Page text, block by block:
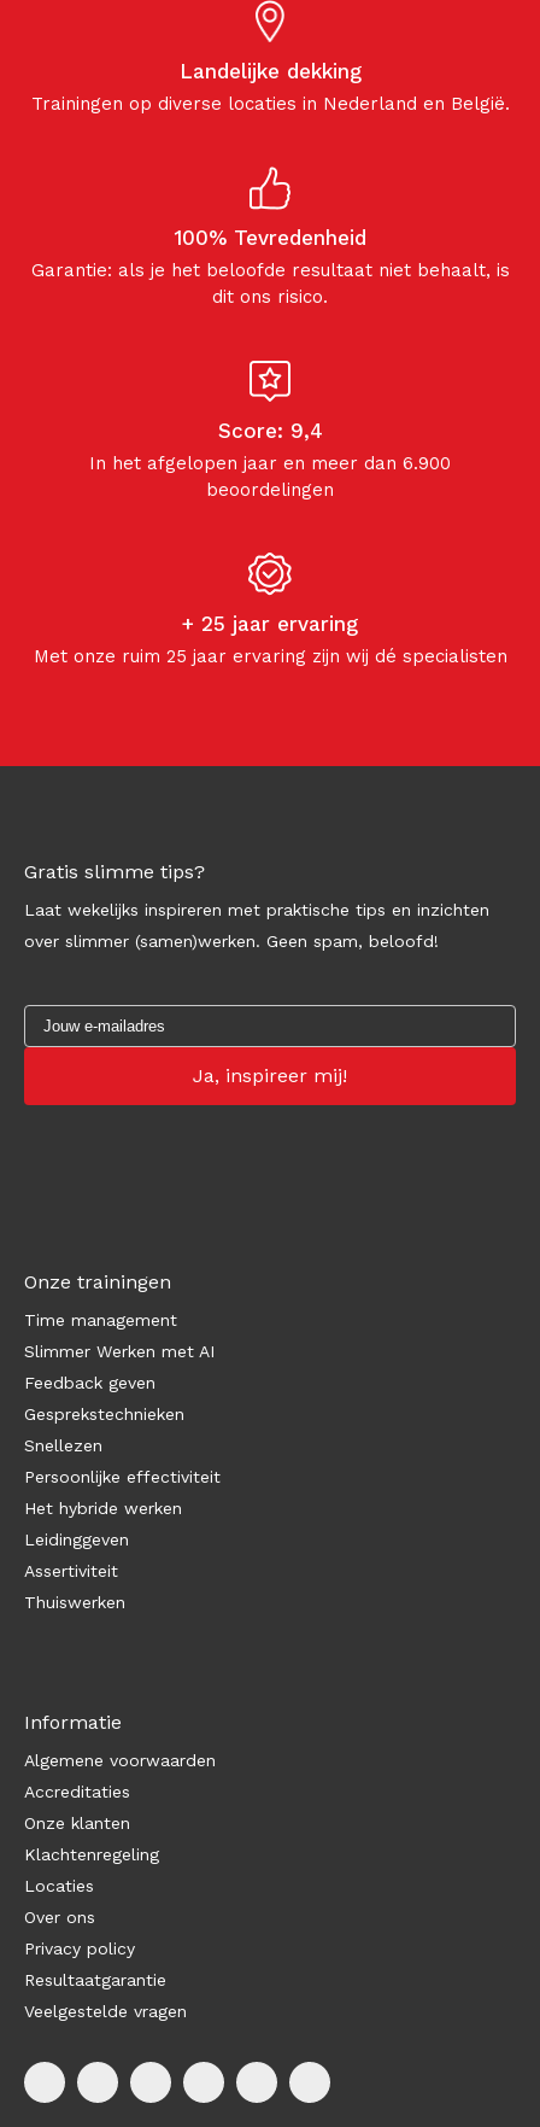
Landelijke dekking
Trainingen op diverse locaties in Nederland en België.
100% Tevredenheid
Garantie: als je het beloofde resultaat niet behaalt, is
dit ons risico.
Score: 9,4
In het afgelopen jaar en meer dan 6.900
beoordelingen
+ 25 jaar ervaring
Met onze ruim 25 jaar ervaring zijn wij dé specialisten
Gratis slimme tips?
Laat wekelijks inspireren met praktische tips en inzichten
over slimmer (samen)werken. Geen spam, beloofd!
Onze trainingen
Time management
Slimmer Werken met AI
Feedback geven
Gesprekstechnieken
Snellezen
Persoonlijke effectiviteit
Het hybride werken
Leidinggeven
Assertiviteit
Thuiswerken
Informatie
Algemene voorwaarden
Accreditaties
Onze klanten
Klachtenregeling
Locaties
Over ons
Privacy policy
Resultaatgarantie
Veelgestelde vragen